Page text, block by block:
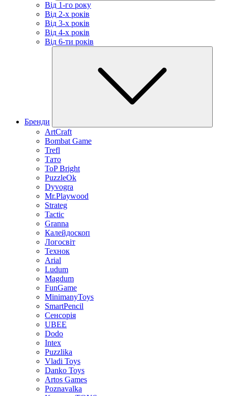
Від 1-го року
Від 2-х років
Від 3-х років
Від 4-х років
Від 6-ти років
Бренди
ArtCraft
Bombat Game
Trefl
Тато
ToP Bright
PuzzleOk
Dyvogra
Mr.Playwood
Strateg
Tactic
Granna
Калейдоскоп
Логосвіт
Технок
Arial
Ludum
Magdum
FunGame
MinimanyToys
SmartPencil
Сенсорія
UBEE
Dodo
Intex
Puzzlika
Vladi Toys
Danko Toys
Artos Games
Poznavalka